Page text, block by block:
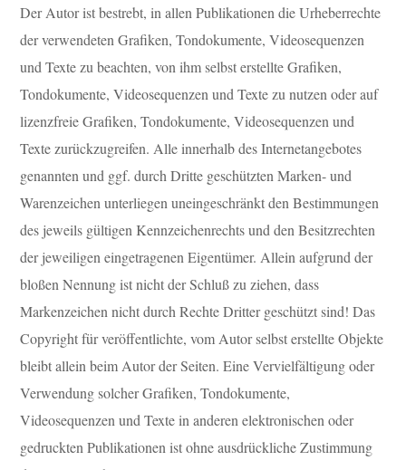
Der Autor ist bestrebt, in allen Publikationen die Urheberrechte
der verwendeten Grafiken, Tondokumente, Videosequenzen
und Texte zu beachten, von ihm selbst erstellte Grafiken,
Tondokumente, Videosequenzen und Texte zu nutzen oder auf
lizenzfreie Grafiken, Tondokumente, Videosequenzen und
Texte zurückzugreifen. Alle innerhalb des Internetangebotes
genannten und ggf. durch Dritte geschützten Marken- und
Warenzeichen unterliegen uneingeschränkt den Bestimmungen
des jeweils gültigen Kennzeichenrechts und den Besitzrechten
der jeweiligen eingetragenen Eigentümer. Allein aufgrund der
bloßen Nennung ist nicht der Schluß zu ziehen, dass
Markenzeichen nicht durch Rechte Dritter geschützt sind! Das
Copyright für veröffentlichte, vom Autor selbst erstellte Objekte
bleibt allein beim Autor der Seiten. Eine Vervielfältigung oder
Verwendung solcher Grafiken, Tondokumente,
Videosequenzen und Texte in anderen elektronischen oder
gedruckten Publikationen ist ohne ausdrückliche Zustimmung